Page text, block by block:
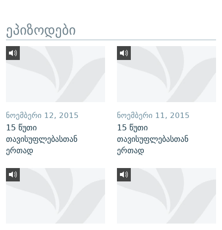
ეპიზოდები
ᲜᲝᲔᲛᲑᲔᲠᲘ 12, 2015
15 წუთი
თავისუფლებასთან
ერთად
ᲜᲝᲔᲛᲑᲔᲠᲘ 11, 2015
15 წუთი
თავისუფლებასთან
ერთად